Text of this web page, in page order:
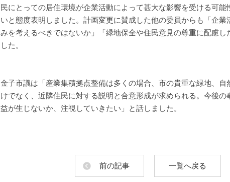
民にとっての居住環境が企業活動によって甚大な影響を受ける可
いと態度表明しました。計画変更に賛成した他の委員からも「企業
みを考えるべきではないか」「緑地保全や住民意見の尊重に配慮
した。
金子市議は「産業集積拠点整備は多くの場合、市の貴重な緑地、
けでなく、近隣住民に対する説明と合意形成が求められる。今後
益が生じないか、注視していきたい」と話しました。
前の記事 一覧へ戻る